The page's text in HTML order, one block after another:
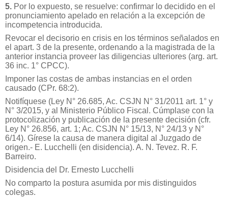
5. Por lo expuesto, se resuelve: confirmar lo decidido en el
pronunciamiento apelado en relación a la excepción de
incompetencia introducida.
Revocar el decisorio en crisis en los términos señalados en
el apart. 3 de la presente, ordenando a la magistrada de la
anterior instancia proveer las diligencias ulteriores (arg. art.
36 inc. 1° CPCC).
Imponer las costas de ambas instancias en el orden
causado (CPr. 68:2).
Notifíquese (Ley N° 26.685, Ac. CSJN N° 31/2011 art. 1° y
N° 3/2015, y al Ministerio Público Fiscal. Cúmplase con la
protocolización y publicación de la presente decisión (cfr.
Ley N° 26.856, art. 1; Ac. CSJN N° 15/13, N° 24/13 y N°
6/14). Gírese la causa de manera digital al Juzgado de
origen.- E. Lucchelli (en disidencia). A. N. Tevez. R. F.
Barreiro.
Disidencia del Dr. Ernesto Lucchelli
No comparto la postura asumida por mis distinguidos
colegas.